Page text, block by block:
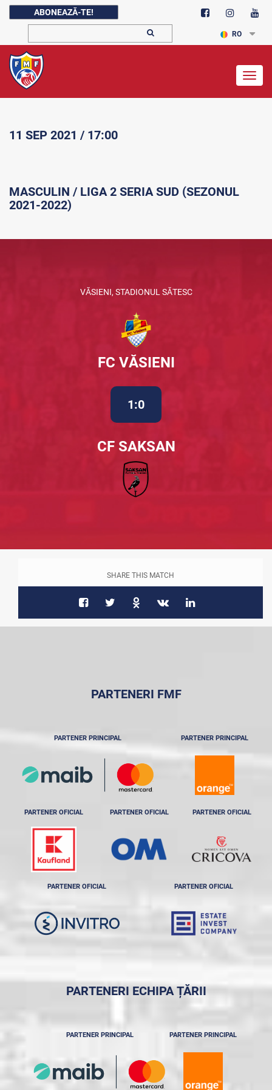
ABONEAZĂ-TE!
RO
11 SEP 2021 / 17:00
MASCULIN / LIGA 2 SERIA SUD (SEZONUL
2021-2022)
VĂSIENI, STADIONUL SĂTESC
FC VĂSIENI
1:0
CF SAKSAN
SHARE THIS MATCH
PARTENERI FMF
PARTENER PRINCIPAL PARTENER PRINCIPAL
PARTENER OFICIAL PARTENER OFICIAL PARTENER OFICIAL
PARTENER OFICIAL PARTENER OFICIAL
PARTENERI ECHIPA ȚĂRII
PARTENER PRINCIPAL PARTENER PRINCIPAL